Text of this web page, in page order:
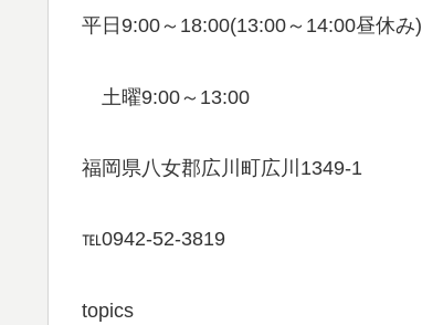
平日9:00～18:00(13:00～14:00昼休み)
土曜9:00～13:00
福岡県八女郡広川町広川1349-1
℡0942-52-3819
topics